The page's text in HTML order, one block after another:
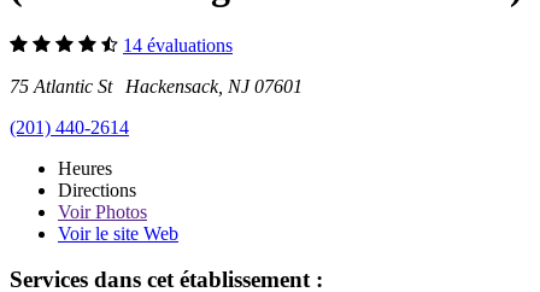
14 évaluations
75 Atlantic St Hackensack, NJ 07601
(201) 440-2614
Heures
Directions
VoirPhotos
Voir le site Web
Services dans cet établissement :